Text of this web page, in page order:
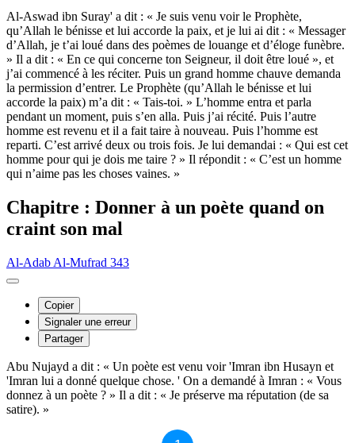
Al-Aswad ibn Suray' a dit : « Je suis venu voir le Prophète,
qu’Allah le bénisse et lui accorde la paix, et je lui ai dit : « Messager
d’Allah, je t’ai loué dans des poèmes de louange et d’éloge funèbre.
» Il a dit : « En ce qui concerne ton Seigneur, il doit être loué », et
j’ai commencé à les réciter. Puis un grand homme chauve demanda
la permission d’entrer. Le Prophète (qu’Allah le bénisse et lui
accorde la paix) m’a dit : « Tais-toi. » L’homme entra et parla
pendant un moment, puis s’en alla. Puis j’ai récité. Puis l’autre
homme est revenu et il a fait taire à nouveau. Puis l’homme est
reparti. C’est arrivé deux ou trois fois. Je lui demandai : « Qui est cet
homme pour qui je dois me taire ? » Il répondit : « C’est un homme
qui n’aime pas les choses vaines. »
Chapitre : Donner à un poète quand on
craint son mal
Al-Adab Al-Mufrad 343
Copier
Signaler une erreur
Partager
Abu Nujayd a dit : « Un poète est venu voir 'Imran ibn Husayn et
'Imran lui a donné quelque chose. ' On a demandé à Imran : « Vous
donnez à un poète ? » Il a dit : « Je préserve ma réputation (de sa
satire). »